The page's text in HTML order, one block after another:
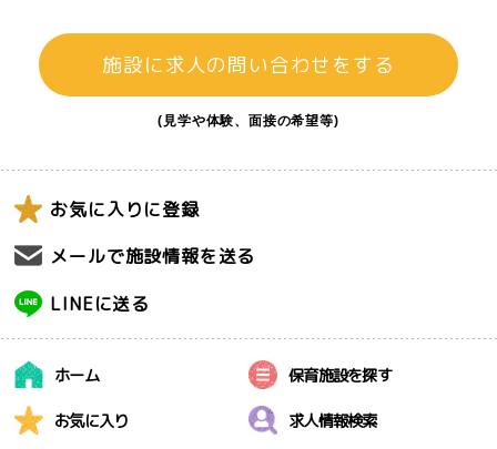
施設に求人の問い合わせをする
(見学や体験、面接の希望等)
お気に入りに登録
メールで施設情報を送る
LINEに送る
ホーム 保育施設を探す
お気に入り 求人情報検索